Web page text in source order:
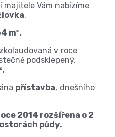
majitele Vám nabízíme
.
m².
v roce
podsklepený.
přístavba, dnešního
2014 rozšířena o 2
půdy.